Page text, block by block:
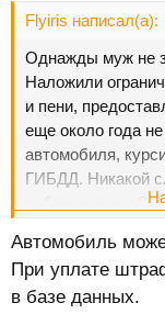
Flyiris написал(а):
Однажды муж не
Наложили
и пени,
еще около года
автомобиля,
ГИБДД. Никакой
наблюдалось.
Автомобиль
При уплате
в базе данных.